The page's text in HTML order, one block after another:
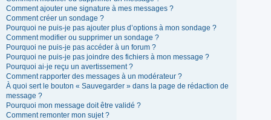
Comment ajouter une signature à mes messages ?
Comment créer un sondage ?
Pourquoi ne puis-je pas ajouter plus d’options à mon sondage ?
Comment modifier ou supprimer un sondage ?
Pourquoi ne puis-je pas accéder à un forum ?
Pourquoi ne puis-je pas joindre des fichiers à mon message ?
Pourquoi ai-je reçu un avertissement ?
Comment rapporter des messages à un modérateur ?
À quoi sert le bouton « Sauvegarder » dans la page de rédaction de
message ?
Pourquoi mon message doit être validé ?
Comment remonter mon sujet ?